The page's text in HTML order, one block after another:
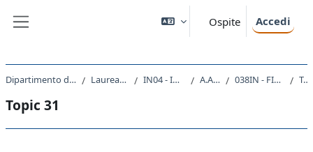
Ospite Accedi
Dipartimento di Ingegneria e Architettura Laurea triennale (DM270) IN04 - INGEGNERIA NAVALE A.A. 2021 - 2022 038IN - FISICA GENERALE II 2021 Topic 31
Topic 31